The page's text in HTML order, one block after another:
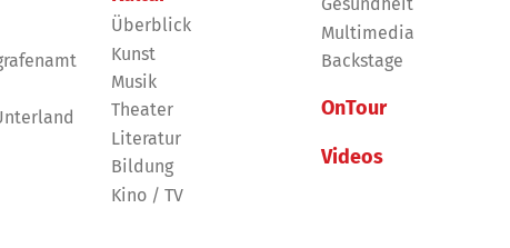
Überblick
Kunst
Musik
Theater
Literatur
Bildung
Kino / TV
Gesundheit
Multimedia
Backstage
OnTour
Videos